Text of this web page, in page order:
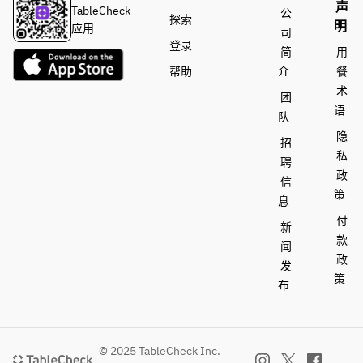
TableCheck
应用
探索
登录
帮助
公
司
简
介
团
队
招
聘
信
息
新
闻
发
布
声
明
用
餐
术
语
隐
私
政
策
付
款
政
策
© 2025 TableCheck Inc.